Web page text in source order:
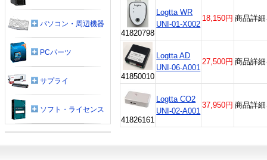
41820798
Logtta WR
UNI-01-X002
18,150円 商品詳
41850010
Logtta AD
UNI-06-A001
27,500円 商品詳
41826161
Logtta CO2
UNI-02-A001
37,950円 商品詳
パソコン・周辺機器
PCパーツ
サプライ
ソフト・ライセンス